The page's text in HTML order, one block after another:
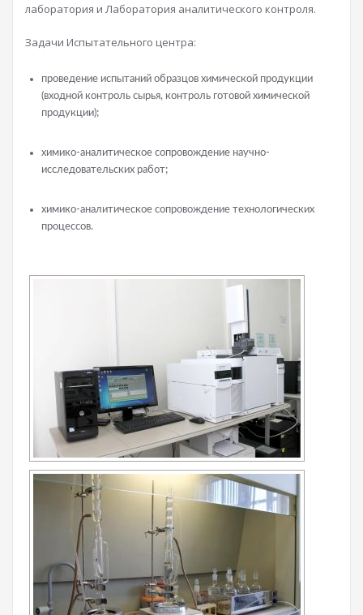
лаборатория и Лаборатория аналитического контроля.
Задачи Испытательного центра:
проведение испытаний образцов химической продукции
(входной контроль сырья, контроль готовой химической
продукции);
химико-аналитическое сопровождение научно-
исследовательских работ;
химико-аналитическое сопровождение технологических
процессов.